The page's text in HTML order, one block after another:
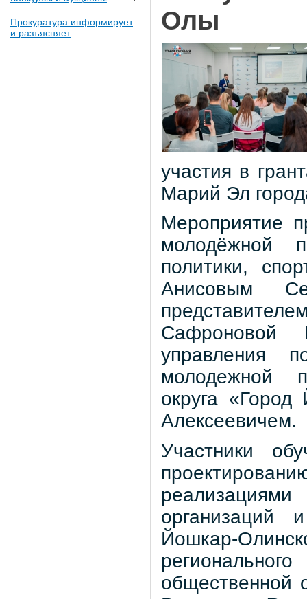
Прокуратура информирует
и разъясняет
Олы
участия в
Марий Эл
Мероприятие
молодёжной
политики,
Анисовым
Сафроновой
управления
молодежной
округа
Алексеевичем.
Участники
организаций
Йошкар-
общественной